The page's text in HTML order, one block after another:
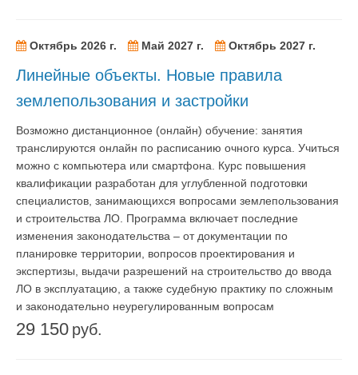
Октябрь 2026 г. Май 2027 г. Октябрь 2027 г.
Линейные объекты. Новые правила
землепользования и застройки
Возможно дистанционное (онлайн) обучение: занятия
транслируются онлайн по расписанию очного курса. Учиться
можно с компьютера или смартфона. Курс повышения
квалификации разработан для углубленной подготовки
специалистов, занимающихся вопросами землепользования
и строительства ЛО. Программа включает последние
изменения законодательства – от документации по
планировке территории, вопросов проектирования и
экспертизы, выдачи разрешений на строительство до ввода
ЛО в эксплуатацию, а также судебную практику по сложным
и законодательно неурегулированным вопросам
29 150 руб.